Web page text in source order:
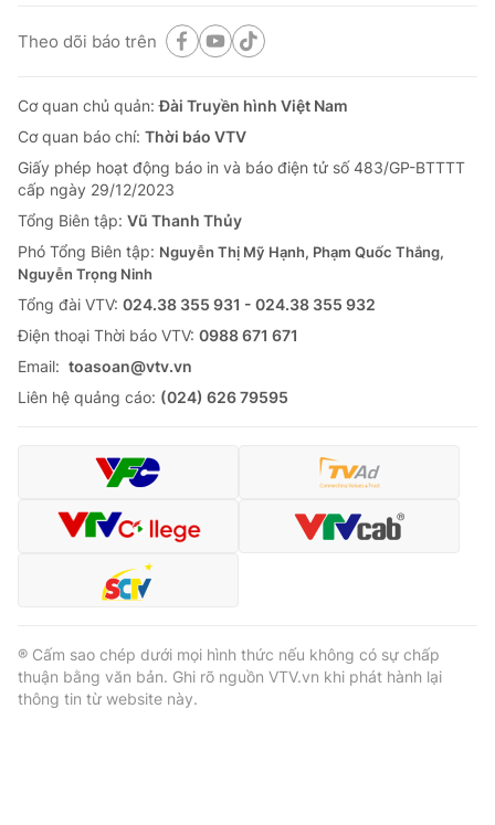
Theo dõi báo trên
Cơ quan chủ quản:Đài Truyền hình Việt Nam
Cơ quan báo chí: Thời báo VTV
Giấy phép hoạt động báo in và báo điện tử số 483/GP-BTTTT
cấp ngày 29/12/2023
Tổng Biên tập: Vũ Thanh Thủy
Phó Tổng Biên tập: Nguyễn Thị Mỹ Hạnh, Phạm Quốc Thắng,
Nguyễn Trọng Ninh
Tổng đài VTV: 024.38 355 931 - 024.38 355 932
Ðiện thoại Thời báo VTV: 0988 671 671
Email: toasoan@vtv.vn
Liên hệ quảng cáo: (024) 626 79595
® Cấm sao chép dưới mọi hình thức nếu không có sự chấp
thuận bằng văn bản. Ghi rõ nguồn VTV.vn khi phát hành lại
thông tin từ website này.